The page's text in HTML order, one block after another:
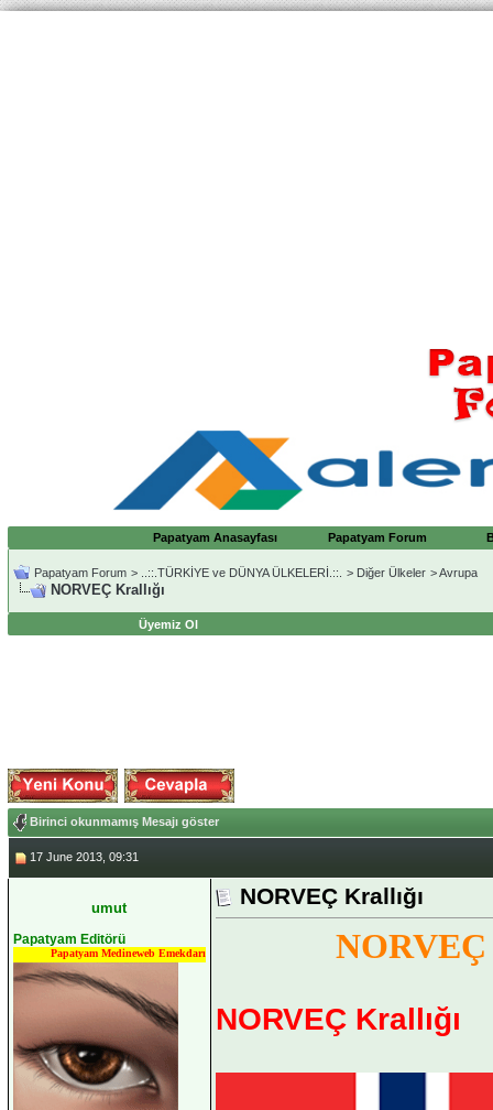
Papatyam Anasayfası Papatyam Forum
Papatyam Forum > ..::.TÜRKİYE ve DÜNYA ÜLKELERİ.::. > Diğer Ülkeler >Avrupa
NORVEÇ Krallığı
Üyemiz Ol
Birinci okunmamış Mesajı göster
17 June 2013, 09:31
umut
Papatyam Editörü
Papatyam Medineweb Emekdarı
NORVEÇ Krallığı
NORVEÇ
NORVEÇ Krallığı